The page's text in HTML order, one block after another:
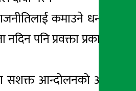
कमाउने धन्धा
नदिन पनि प्रवक्ता प्रकाण्डले
सशक्त आन्दोलनको